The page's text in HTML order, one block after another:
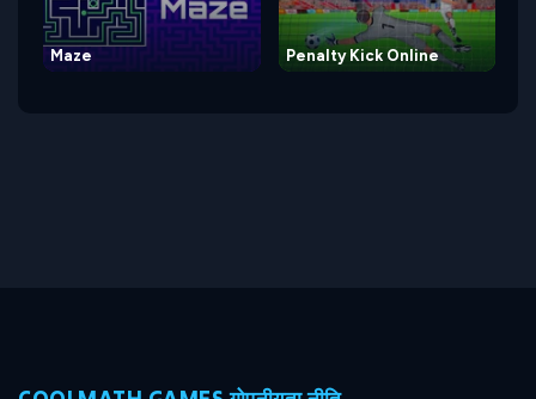
Maze Penalty Kick Online